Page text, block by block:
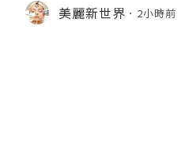
美麗新世界 2小時前